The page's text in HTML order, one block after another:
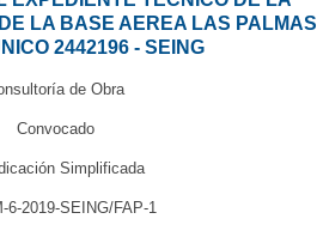
LA BASE AEREA LAS PALMAS
2442196 - SEING
de Obra
Convocado
Simplificada
6-2019-SEING/FAP-1